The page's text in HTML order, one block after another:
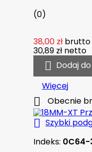
(0)
38,00 zł brutto
30,89 zł netto
 Dodaj
Więcej
 Obecnie
 Szybki
Indeks: 0C64-